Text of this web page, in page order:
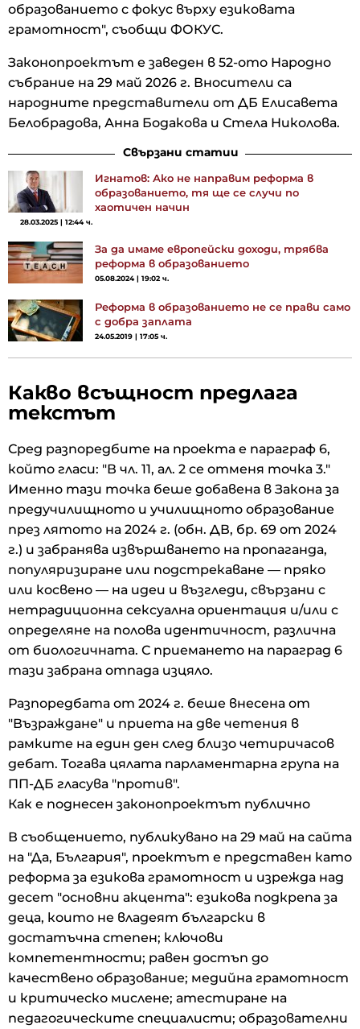
образованието с фокус върху езиковата
грамотност", съобщи ФОКУС.
Законопроектът е заведен в 52-ото Народно
събрание на 29 май 2026 г. Вносители са
народните представители от ДБ Елисавета
Белобрадова, Анна Бодакова и Стела Николова.
Свързани статии
Игнатов: Ако не направим реформа в
образованието, тя ще се случи по
хаотичен начин
28.03.2025 | 12:44 ч.
За да имаме европейски доходи, трябва
реформа в образованието
05.08.2024 | 19:02 ч.
Реформа в образованието не се прави само
с добра заплата
24.05.2019 | 17:05 ч.
Какво всъщност предлага
текстът
Сред разпоредбите на проекта е параграф 6,
който гласи: "В чл. 11, ал. 2 се отменя точка 3."
Именно тази точка беше добавена в Закона за
предучилищното и училищното образование
през лятото на 2024 г. (обн. ДВ, бр. 69 от 2024
г.) и забранява извършването на пропаганда,
популяризиране или подстрекаване — пряко
или косвено — на идеи и възгледи, свързани с
нетрадиционна сексуална ориентация и/или с
определяне на полова идентичност, различна
от биологичната. С приемането на параград 6
тази забрана отпада изцяло.
Разпоредбата от 2024 г. беше внесена от
"Възраждане" и приета на две четения в
рамките на един ден след близо четиричасов
дебат. Тогава цялата парламентарна група на
ПП-ДБ гласува "против".
Как е поднесен законопроектът публично
В съобщението, публикувано на 29 май на сайта
на "Да, България", проектът е представен като
реформа за езикова грамотност и изрежда над
десет "основни акцента": езикова подкрепа за
деца, които не владеят български в
достатъчна степен; ключови
компетентности; равен достъп до
качествено образование; медийна грамотност
и критическо мислене; атестиране на
педагогическите специалисти; образователни